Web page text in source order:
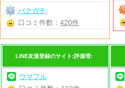
バクガチ
口コミ件数： 420件
LINE友達登録のサイト:評価増↑
ウマフル